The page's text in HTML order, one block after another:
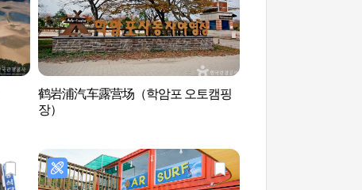
鹤岩浦汽车露营场（학암포 오토캠핑
장）